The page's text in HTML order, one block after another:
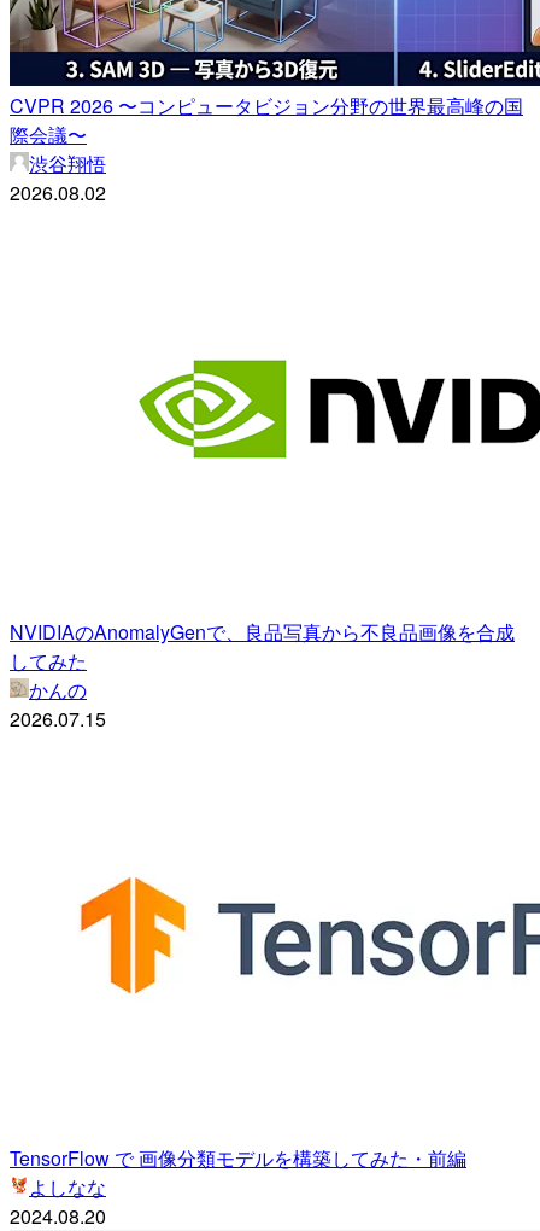
CVPR 2026 〜コンピュータビジョン分野の世界最高峰の国
際会議〜
渋谷翔悟
2026.08.02
NVIDIAのAnomalyGenで、良品写真から不良品画像を合成
してみた
かんの
2026.07.15
TensorFlow で 画像分類モデルを構築してみた・前編
よしなな
2024.08.20